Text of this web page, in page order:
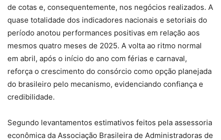
de cotas e, consequentemente, nos negócios realizados. A
quase totalidade dos indicadores nacionais e setoriais do
período anotou performances positivas em relação aos
mesmos quatro meses de 2025. A volta ao ritmo normal
em abril, após o início do ano com férias e carnaval,
reforça o crescimento do consórcio como opção planejada
do brasileiro pelo mecanismo, evidenciando confiança e
credibilidade.
Segundo levantamentos estimativos feitos pela assessoria
econômica da Associação Brasileira de Administradoras de